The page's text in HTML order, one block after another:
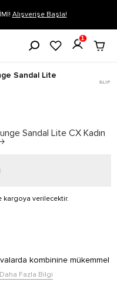
Siparişin 1-3 iş günü içerisinde
1
Sandal Lite
SLIP
kargoya verilecektir.
kombinine mükemmel
Daha Fazla Bilgi